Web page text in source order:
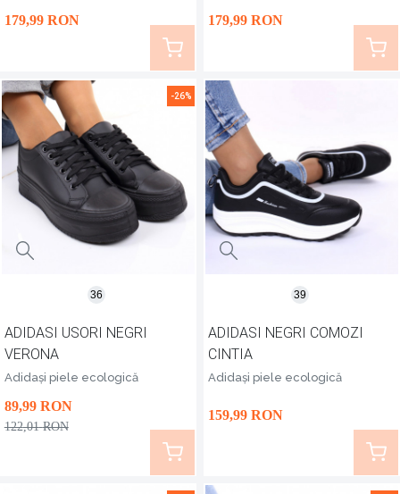
179,99 RON 179,99 RON
-26%
ADIDASI USORI NEGRI
VERONA
Adidași piele ecologică
89,99 RON
122,01 RON
36
ADIDASI NEGRI COMOZI
CINTIA
Adidași piele ecologică
159,99 RON
39